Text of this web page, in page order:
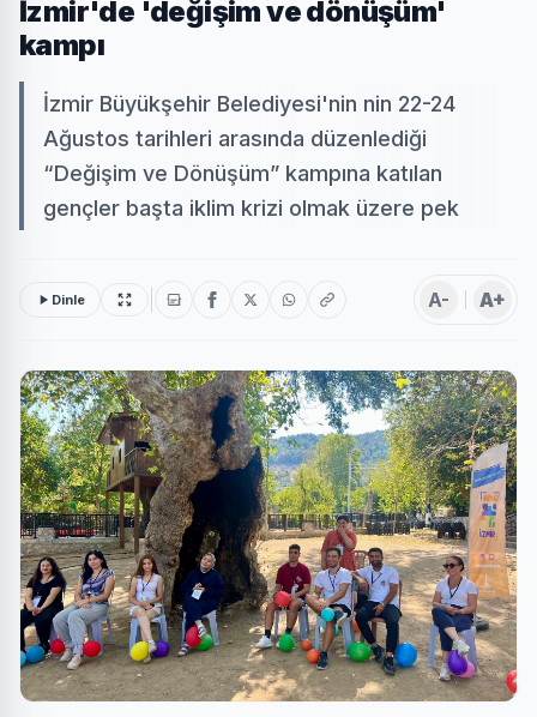
İzmir'de 'değişim ve dönüşüm'
kampı
İzmir Büyükşehir Belediyesi'nin nin 22-24
Ağustos tarihleri arasında düzenlediği
“Değişim ve Dönüşüm” kampına katılan
gençler başta iklim krizi olmak üzere pek
Dinle A- A+